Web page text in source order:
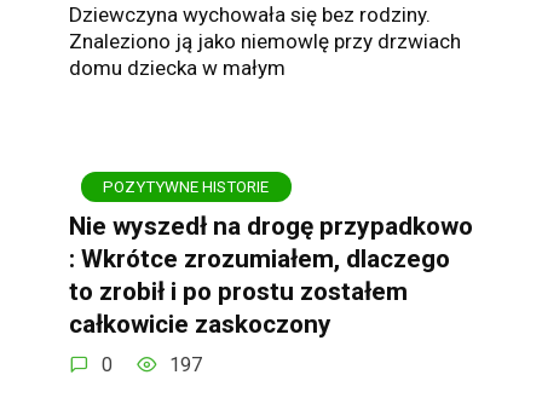
Dziewczyna wychowała się bez rodziny.
Znaleziono ją jako niemowlę przy drzwiach
domu dziecka w małym
POZYTYWNE HISTORIE
Nie wyszedł na drogę przypadkowo
: Wkrótce zrozumiałem, dlaczego
to zrobił i po prostu zostałem
całkowicie zaskoczony
0 197